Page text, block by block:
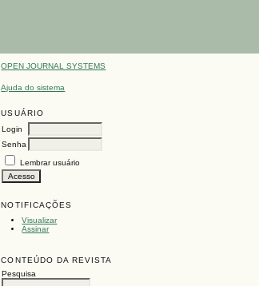
OPEN JOURNAL SYSTEMS
Ajuda do sistema
USUÁRIO
Login
Senha
Lembrar usuário
NOTIFICAÇÕES
Visualizar
Assinar
CONTEÚDO DA REVISTA
Pesquisa